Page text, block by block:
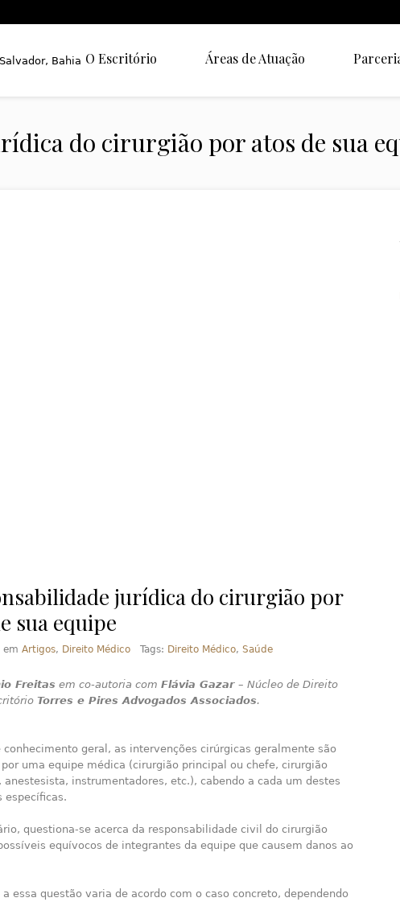
O Escritório Áreas de Atuação
do cirurgião por atos de sua
jurídica do cirurgião por
sua equipe
em Artigos, Direito Médico Tags: Direito Médico, Saúde
Freitas em co-autoria com Flávia Gazar – Núcleo de Direito
Torres e Pires Advogados Associados.
conhecimento geral, as intervenções cirúrgicas geralmente são
uma equipe médica (cirurgião principal ou chefe, cirurgião
anestesista, instrumentadores, etc.), cabendo a cada um destes
específicas.
questiona-se acerca da responsabilidade civil do cirurgião
equívocos de integrantes da equipe que causem danos ao
a essa questão varia de acordo com o caso concreto, dependendo